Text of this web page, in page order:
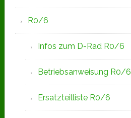
R0/6
Infos zum D-Rad R0/6
Betriebsanweisung R0/6
Ersatzteilliste R0/6